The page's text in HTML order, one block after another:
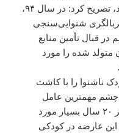
غربالگری شنوایی‌سنجی قرار گرفتند، تصریح کرد: در سال ۹۴،
مورد غربالگری شنوایی‌سنجی
سال ۹۵ تعهد کردیم در قبال تأمین منابع
درصد کودکان متولد شده را مورد
اینکه ۶ هزار کودک ناشنوا را با کاشت
چشم مهمترین عامل
کم‌بینایی و نابینایی افراد در سنین زیر ۲۰ سال بسیار مورد
عارضه در کودکی